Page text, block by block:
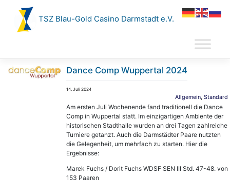
springen
TSZ Blau-Gold Casino Darmstadt e.V.
Dance Comp Wuppertal 2024
14. Juli 2024
Allgemein, Standard
Am ersten Juli Wochenende fand traditionell die Dance
Comp in Wuppertal statt. Im einzigartigen Ambiente der
historischen Stadthalle wurden an drei Tagen zahlreiche
Turniere getanzt. Auch die Darmstädter Paare nutzten
die Gelegenheit, um mehrfach zu starten. Hier die
Ergebnisse:
Marek Fuchs / Dorit Fuchs WDSF SEN III Std. 47-48. von
153 Paaren